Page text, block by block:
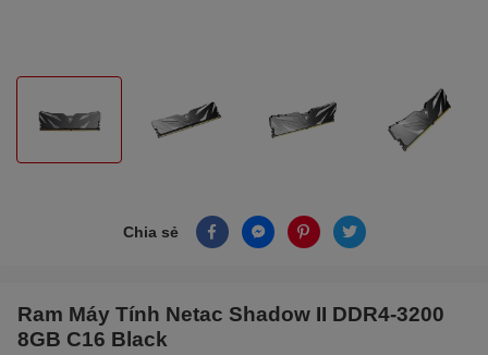
Chia sẻ
Ram Máy Tính Netac Shadow II DDR4-3200
8GB C16 Black